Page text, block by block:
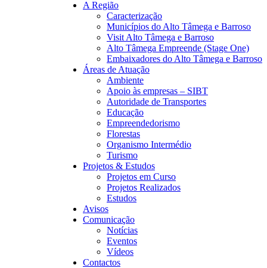
A Região
Caracterização
Municípios do Alto Tâmega e Barroso
Visit Alto Tâmega e Barroso
Alto Tâmega Empreende (Stage One)
Embaixadores do Alto Tâmega e Barroso
Áreas de Atuação
Ambiente
Apoio às empresas – SIBT
Autoridade de Transportes
Educação
Empreendedorismo
Florestas
Organismo Intermédio
Turismo
Projetos & Estudos
Projetos em Curso
Projetos Realizados
Estudos
Avisos
Comunicação
Notícias
Eventos
Vídeos
Contactos